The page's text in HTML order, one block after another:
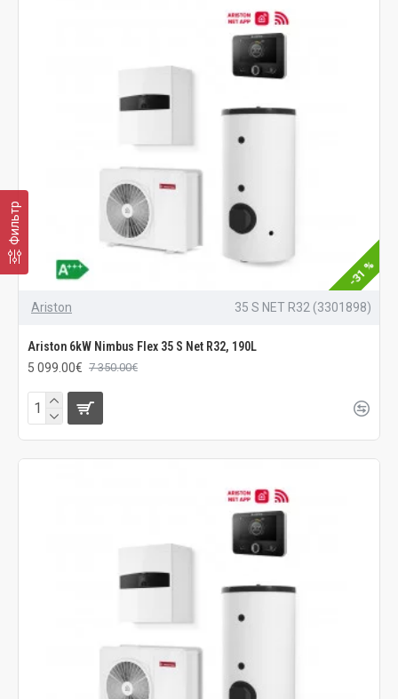
-31 %
Ariston 35 S NET R32 (3301898)
Ariston 6kW Nimbus Flex 35 S Net R32, 190L
5 099.00€ 7 350.00€
Фильтр